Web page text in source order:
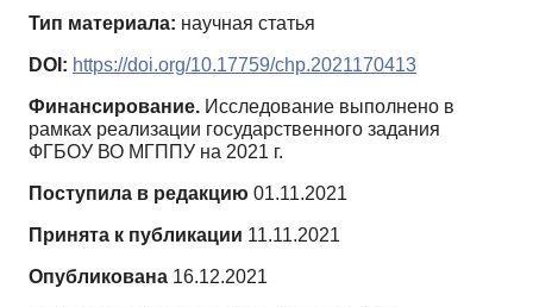
Тип материала: научная статья
DOI: https://doi.org/10.17759/chp.2021170413
Финансирование. Исследование выполнено в
рамках реализации государственного задания
ФГБОУ ВО МГППУ на 2021 г.
Поступила в редакцию 01.11.2021
Принята к публикации 11.11.2021
Опубликована 16.12.2021